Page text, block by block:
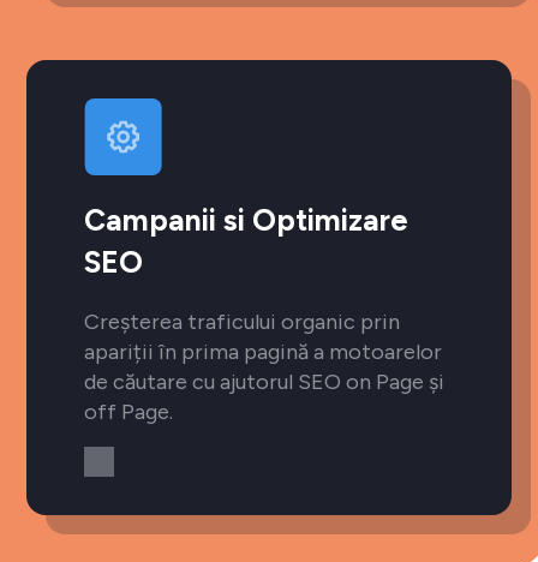
Campanii si Optimizare
SEO
Creșterea traficului organic prin
apariții în prima pagină a motoarelor
de căutare cu ajutorul SEO on Page și
off Page.